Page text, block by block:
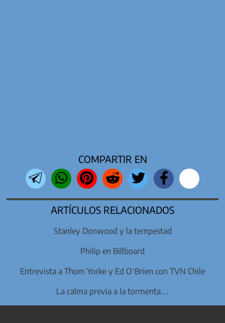
COMPARTIR EN
ARTÍCULOS RELACIONADOS
Stanley Donwood y la tempestad
Philip en Billboard
Entrevista a Thom Yorke y Ed O’Brien con TVN Chile
La calma previa a la tormenta…